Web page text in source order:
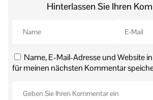
Hinterlassen Sie Ihren
Name, E-Mail-Adresse und Website
für meinen nächsten Kommentar